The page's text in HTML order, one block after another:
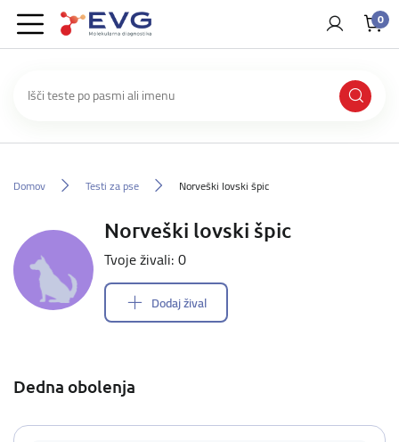
0
Domov Testi za pse Norveški lovski špic
Norveški lovski špic
Tvoje živali: 0
Dodaj žival
Dedna obolenja